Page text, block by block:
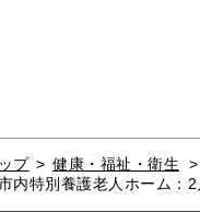
プ > 健康・福祉・衛生 >
市内特別養護老人ホーム：2